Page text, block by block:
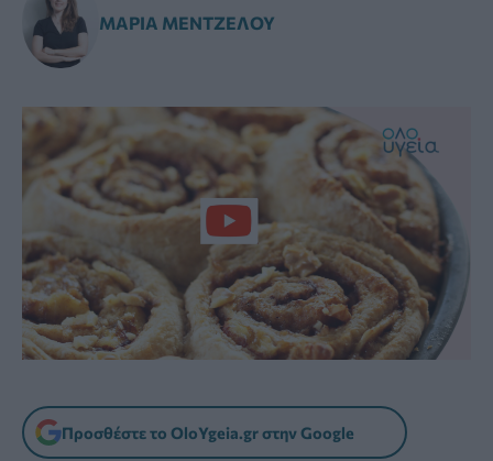
ΜΑΡΊΑ ΜΕΝΤΖΈΛΟΥ
Προσθέστε το OloYgeia.gr στην Google